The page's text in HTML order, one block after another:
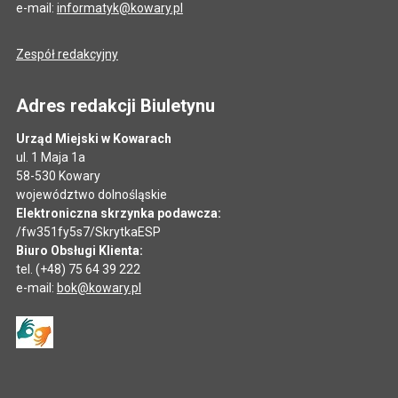
e-mail: informatyk@kowary.pl
Zespół redakcyjny
Adres redakcji Biuletynu
Urząd Miejski w Kowarach
ul. 1 Maja 1a
58-530 Kowary
województwo dolnośląskie
Elektroniczna skrzynka podawcza:
/fw351fy5s7/SkrytkaESP
Biuro Obsługi Klienta:
tel. (+48) 75 64 39 222
e-mail: bok@kowary.pl